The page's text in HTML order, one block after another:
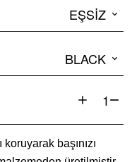
EŞSIZ
BLACK
başınızı